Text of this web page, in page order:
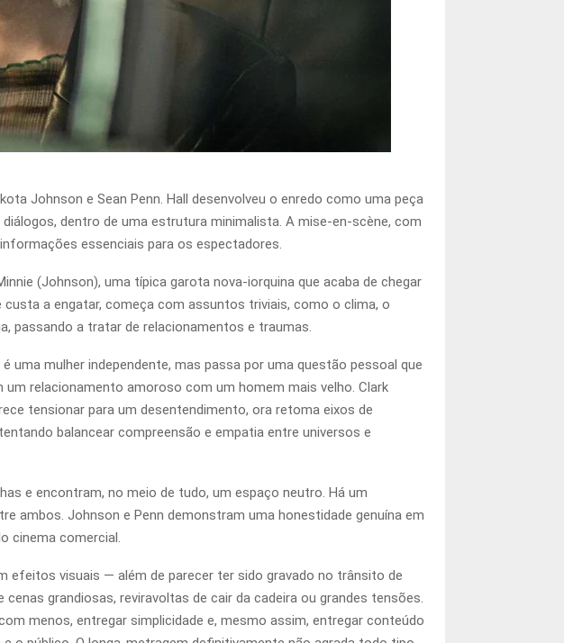
Johnson e Sean Penn. Hall desenvolveu o enredo como uma peça
dentro de uma estrutura minimalista. A mise-en-scène, com
essenciais para os espectadores.
(Johnson), uma típica garota nova-iorquina que acaba de chegar
custa a engatar, começa com assuntos triviais, como o clima, o
passando a tratar de relacionamentos e traumas.
uma mulher independente, mas passa por uma questão pessoal que
relacionamento amoroso com um homem mais velho. Clark
tensionar para um desentendimento, ora retoma eixos de
balancear compreensão e empatia entre universos e
e encontram, no meio de tudo, um espaço neutro. Há um
ambos. Johnson e Penn demonstram uma honestidade genuína em
cinema comercial.
efeitos visuais — além de parecer ter sido gravado no trânsito de
grandiosas, reviravoltas de cair da cadeira ou grandes tensões.
menos, entregar simplicidade e, mesmo assim, entregar conteúdo